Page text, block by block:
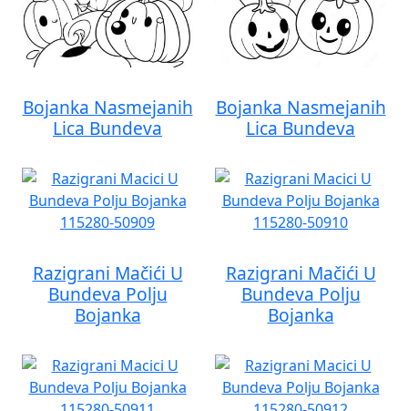
Bojanka Nasmejanih
Lica Bundeva
Bojanka Nasmejanih
Lica Bundeva
Razigrani Mačići U
Bundeva Polju
Bojanka
Razigrani Mačići U
Bundeva Polju
Bojanka